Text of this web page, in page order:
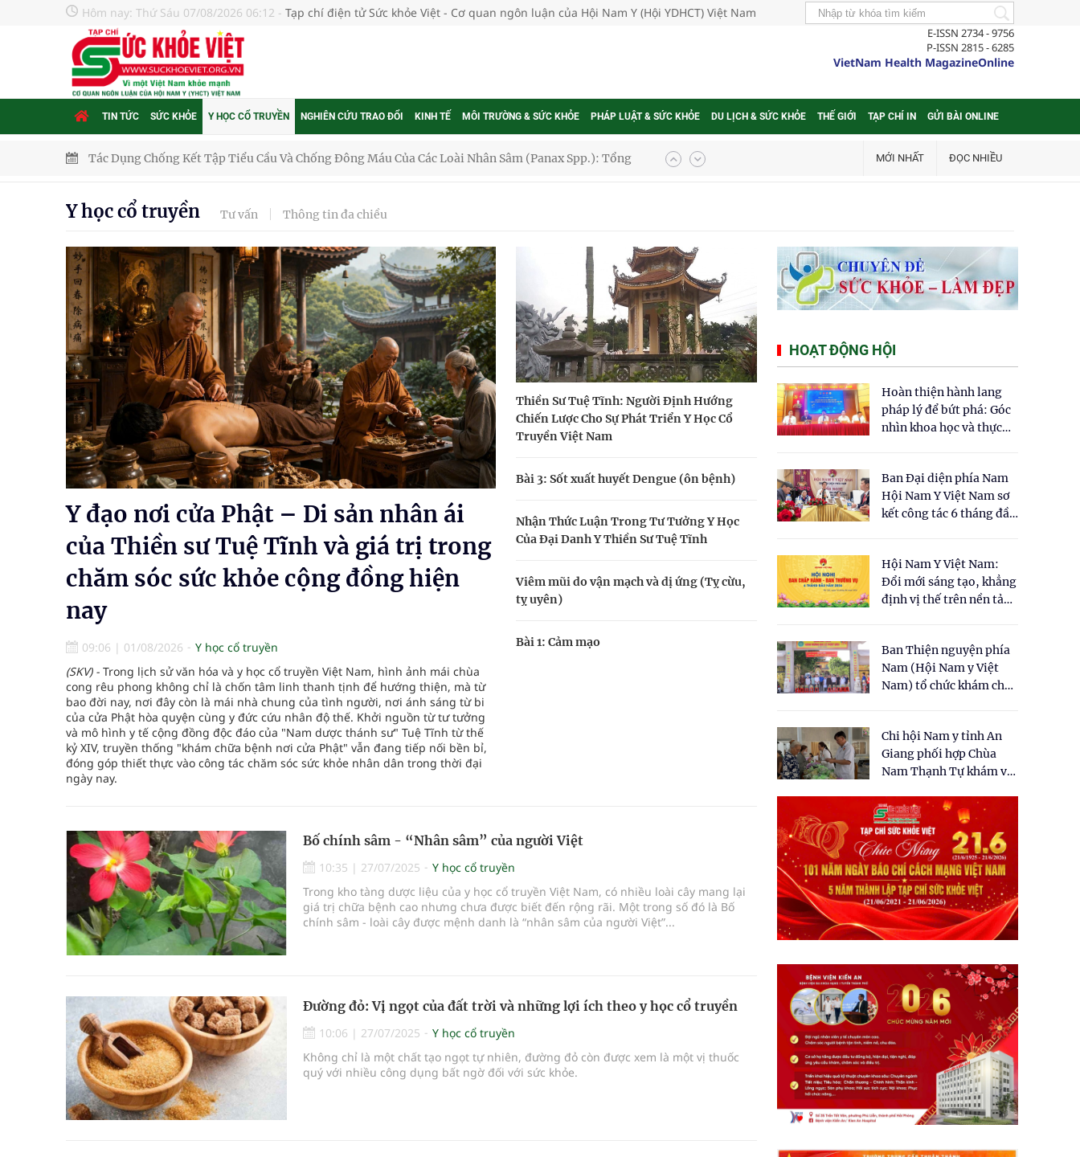
Hôm nay: Thứ Sáu 07/08/2026 06:12 - Tạp chí điện tử Sức khỏe Việt - Cơ quan ngôn luận của Hội Nam Y (Hội YDHCT) Việt Nam
E-ISSN 2734 - 9756
P-ISSN 2815 - 6285
VietNam Health MagazineOnline
TIN TỨC SỨC KHỎE Y HỌC CỔ TRUYỀN NGHIÊN CỨU TRAO ĐỔI KINH TẾ MÔI TRƯỜNG & SỨC KHỎE PHÁP LUẬT & SỨC KHỎE DU LỊCH & SỨC KHỎE THẾ GIỚI TẠP CHÍ IN GỬI BÀI ONLINE
Xây dựng bản đồ mạng lưới cấp cứu ngoại viện toàn quốc
bảo vệ sức khỏe Nhân dân
Không chỉ cắt tóc, Đông Tây Barbershop dành nguồn lực cho môi trường và cộng đồng
Bệnh viện không được thu thêm tiền của người bệnh bảo hiểm y tế nếu không đăng ký khám theo yêu
cầu
Ung thư thận: Nguy hiểm vì tiến triển quá âm thầm
Nhiều chuỗi hoạt động lớn được diễn ra tại Lễ hội sầu riêng 2026
Tiếp tục rà soát, triển khai các nhiệm vụ trong lĩnh vực cấp cứu, điều trị đột quỵ
Súp lơ xanh mang đến hy vọng mới trong phòng ngừa ung thư
Tác Dụng Chống Kết Tập Tiểu Cầu Và Chống Đông Máu Của Các Loài Nhân Sâm (Panax Spp.): Tổng
Quan Bằng Chứng Dược Lý Và Cơ Chế Phân Tử
MỚI NHẤT ĐỌC NHIỀU
Y học cổ truyền Tư vấn Thông tin đa chiều
Y đạo nơi cửa Phật – Di sản nhân ái
của Thiền sư Tuệ Tĩnh và giá trị trong
chăm sóc sức khỏe cộng đồng hiện
nay
09:06 | 01/08/2026
Y học cổ truyền
(SKV) - Trong lịch sử văn hóa và y học cổ truyền Việt Nam, hình ảnh mái chùa
cong rêu phong không chỉ là chốn tâm linh thanh tịnh để hướng thiện, mà từ
bao đời nay, nơi đây còn là mái nhà chung của tình người, nơi ánh sáng từ bi
của cửa Phật hòa quyện cùng y đức cứu nhân độ thế. Khởi nguồn từ tư tưởng
và mô hình y tế cộng đồng độc đáo của "Nam dược thánh sư" Tuệ Tĩnh từ thế
kỷ XIV, truyền thống "khám chữa bệnh nơi cửa Phật" vẫn đang tiếp nối bền bỉ,
đóng góp thiết thực vào công tác chăm sóc sức khỏe nhân dân trong thời đại
ngày nay.
Thiền Sư Tuệ Tĩnh: Người Định Hướng
Chiến Lược Cho Sự Phát Triển Y Học Cổ
Truyền Việt Nam
Bài 3: Sốt xuất huyết Dengue (ôn bệnh)
Nhận Thức Luận Trong Tư Tưởng Y Học
Của Đại Danh Y Thiền Sư Tuệ Tĩnh
Viêm mũi do vận mạch và dị ứng (Tỵ cừu,
tỵ uyên)
Bài 1: Cảm mạo
Bố chính sâm - “Nhân sâm” của người Việt
10:35 | 27/07/2025
Y học cổ truyền
Trong kho tàng dược liệu của y học cổ truyền Việt Nam, có nhiều loài cây mang lại
giá trị chữa bệnh cao nhưng chưa được biết đến rộng rãi. Một trong số đó là Bố
chính sâm - loài cây được mệnh danh là “nhân sâm của người Việt”...
Đường đỏ: Vị ngọt của đất trời và những lợi ích theo y học cổ truyền
10:06 | 27/07/2025
Y học cổ truyền
Không chỉ là một chất tạo ngọt tự nhiên, đường đỏ còn được xem là một vị thuốc
quý với nhiều công dụng bất ngờ đối với sức khỏe.
HOẠT ĐỘNG HỘI
Hoàn thiện hành lang
pháp lý để bứt phá: Góc
nhìn khoa học và thực
cho Luật Y dược cổ
truyền Việt Nam"
Ban Đại diện phía Nam
Hội Nam Y Việt Nam sơ
kết công tác 6 tháng đầu
Hội Nam Y Việt Nam:
Đổi mới sáng tạo, khẳng
định vị thế trên nền tảng
Ban Thiện nguyện phía
Nam (Hội Nam y Việt
Nam) tổ chức khám chữa
dân tại xã Tân Tập
Chi hội Nam y tỉnh An
Giang phối hợp Chùa
Nam Thạnh Tự khám và
nhân dân